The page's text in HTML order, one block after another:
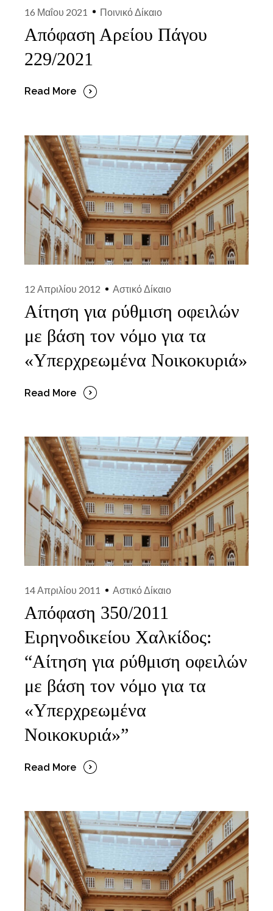
16 Μαΐου 2021 Ποινικό Δίκαιο
Απόφαση Αρείου Πάγου
229/2021
Read More
12 Απριλίου 2012 Αστικό Δίκαιο
Αίτηση για ρύθμιση οφειλών
με βάση τον νόμο για τα
«Υπερχρεωμένα Νοικοκυριά»
Read More
14 Απριλίου 2011 Αστικό Δίκαιο
Απόφαση 350/2011
Ειρηνοδικείου Χαλκίδος:
“Αίτηση για ρύθμιση οφειλών
με βάση τον νόμο για τα
«Υπερχρεωμένα
Νοικοκυριά»”
Read More